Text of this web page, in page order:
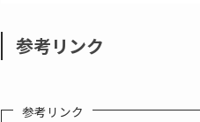
参考リンク
参考リンク